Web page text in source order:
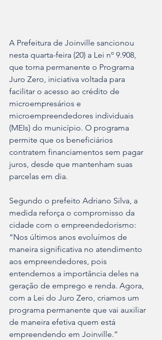
A Prefeitura de Joinville sancionou
nesta quarta-feira (20) a Lei nº 9.908,
que torna permanente o Programa
Juro Zero, iniciativa voltada para
facilitar o acesso ao crédito de
microempresários e
microempreendedores individuais
(MEIs) do município. O programa
permite que os beneficiários
contratem financiamentos sem pagar
juros, desde que mantenham suas
parcelas em dia.
Segundo o prefeito Adriano Silva, a
medida reforça o compromisso da
cidade com o empreendedorismo:
“Nos últimos anos evoluímos de
maneira significativa no atendimento
aos empreendedores, pois
entendemos a importância deles na
geração de emprego e renda. Agora,
com a Lei do Juro Zero, criamos um
programa permanente que vai auxiliar
de maneira efetiva quem está
empreendendo em Joinville.”